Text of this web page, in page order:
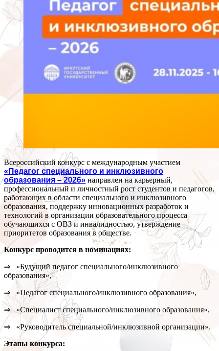
Всероссийский конкурс с международным участием
«Педагог специального и инклюзивного
образования – 2026» направлен на карьерный,
профессиональный и личностный рост студентов и педагогов,
работающих в области специального и инклюзивного
образования‚ поддержку инновационных разработок и
технологий в организации образовательного процесса
обучающихся с ОВЗ и инвалидностью, утверждение
приоритетов образования в обществе.
Конкурс проводится в номинациях:
⇒ «Будущий педагог специального/инклюзивного
образования»,
⇒ «Педагог специального/инклюзивного образования»,
⇒ «Специалист специального/инклюзивного образования»,
⇒ «Руководитель специальной/инклюзивной организации».
Этапы конкурса: